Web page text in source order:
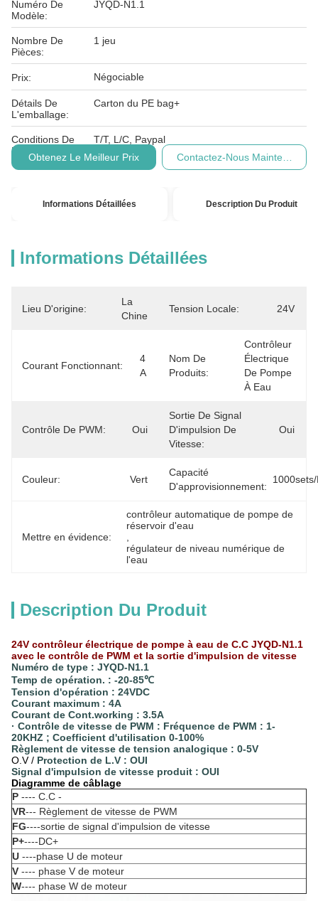
Numéro De
Modèle:
JYQD-N1.1
Nombre De
Pièces:
1 jeu
Prix: Négociable
Détails De
L'emballage:
Carton du PE bag+
Conditions De
Paiement:
T/T, L/C, Paypal
Obtenez Le Meilleur Prix
Contactez-Nous Maintenant
Informations Détaillées Description Du Produit
Informations Détaillées
Lieu D'origine:
La
Chine
Tension Locale: 24V
Courant Fonctionnant:
4
A
Nom De
Produits:
Contrôleur
Électrique
De Pompe
À Eau
Contrôle De PWM: Oui
Sortie De Signal
D'impulsion De
Vitesse:
Oui
Couleur: Vert
Capacité
D'approvisionnement:
Mettre en évidence:
contrôleur automatique de pompe de
réservoir d'eau
régulateur de niveau numérique de
l'eau
Description Du Produit
24V contrôleur électrique de pompe à eau de C.C JYQD-N1.1
avec le contrôle de PWM et la sortie d'impulsion de vitesse
Numéro de type : JYQD-N1.1
Temp de opération. : -20-85℃
Tension d'opération : 24VDC
Courant maximum : 4A
Courant de Cont.working : 3.5A
· Contrôle de vitesse de PWM : Fréquence de PWM : 1-
20KHZ ; Coefficient d'utilisation 0-100%
Règlement de vitesse de tension analogique : 0-5V
O.V / Protection de L.V : OUI
Signal d'impulsion de vitesse produit : OUI
Diagramme de câblage
P ---- C.C -
VR--- Règlement de vitesse de PWM
FG----sortie de signal d'impulsion de vitesse
P+----DC+
U ----phase U de moteur
V ---- phase V de moteur
W---- phase W de moteur